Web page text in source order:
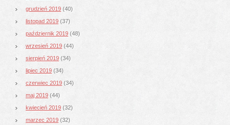
grudzień 2019 (40)
listopad 2019 (37)
październik 2019 (48)
wrzesień 2019 (44)
sierpień 2019 (34)
lipiec 2019 (34)
czerwiec 2019 (34)
maj 2019 (44)
kwiecień 2019 (32)
marzec 2019 (32)